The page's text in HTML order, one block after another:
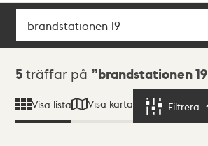
Sök
Sökresultat
5 träffar på brandstationen 19
Visa lista Visa karta Filtrera